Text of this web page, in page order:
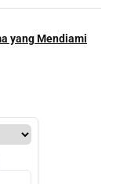
yang Mendiami